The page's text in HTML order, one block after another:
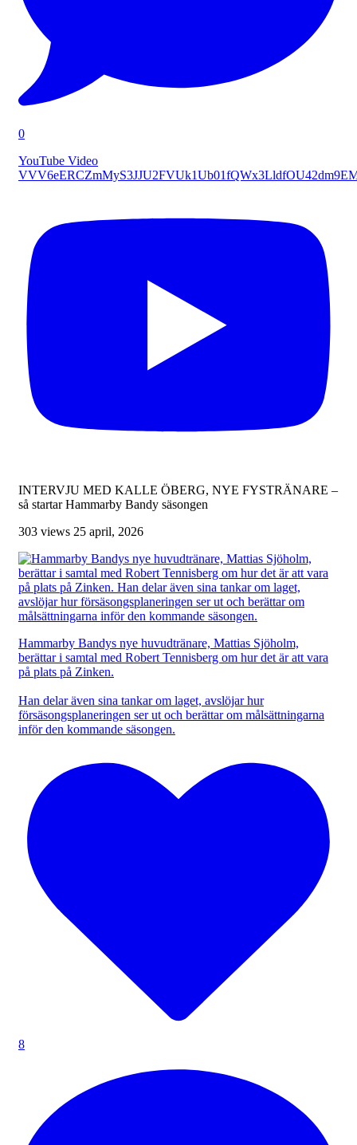
0
YouTube Video
INTERVJU MED KALLE ÖBERG, NYE FYSTRÄNARE –
så startar Hammarby Bandy säsongen
303 views 25 april, 2026
Hammarby Bandys nye huvudtränare, Mattias Sjöholm,
berättar i samtal med Robert Tennisberg om hur det är att vara
på plats på Zinken.
Han delar även sina tankar om laget, avslöjar hur
försäsongsplaneringen ser ut och berättar om målsättningarna
inför den kommande säsongen.
8